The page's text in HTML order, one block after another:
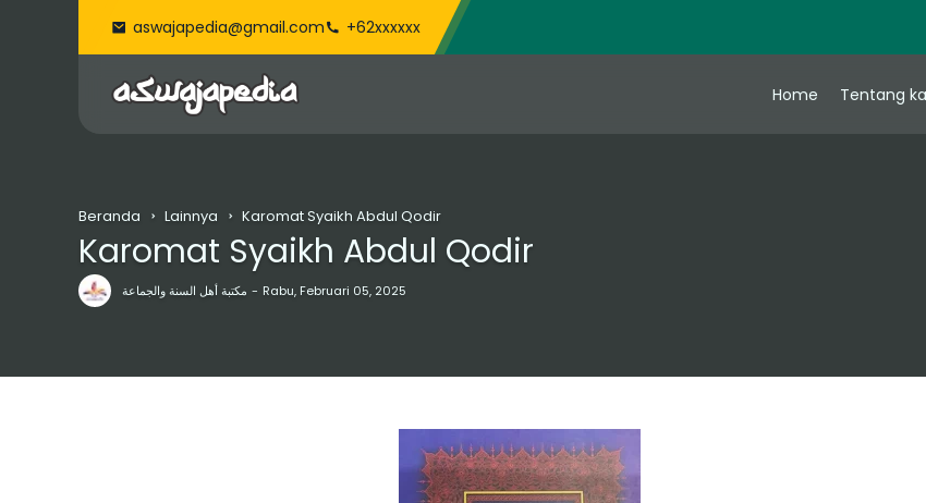
aswajapedia@gmail.com +62xxxxxx
Home Tentang
Beranda Lainnya Karomat Syaikh Abdul Qodir
مكتبة أهل السنة والجماعة Rabu, Februari 05, 2025
Karomat Syaikh Abdul Qodir